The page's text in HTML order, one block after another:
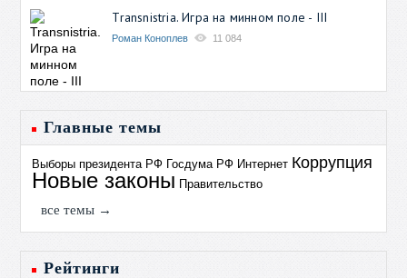
Transnistria. Игра на минном поле - III
Роман Коноплев 11 084
Главные темы
Выборы президента РФ Госдума РФ Интернет Коррупция
Новые законы Правительство
все темы →
Рейтинги